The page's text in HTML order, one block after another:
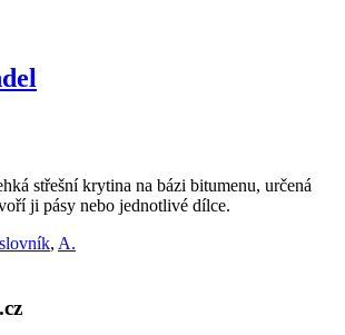
střešní krytina na bázi bitumenu, určená
ji pásy nebo jednotlivé dílce.
, A.